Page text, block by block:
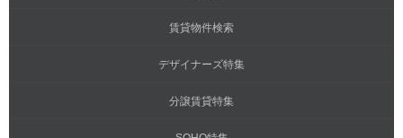
賃貸物件検索
デザイナーズ特集
分譲賃貸特集